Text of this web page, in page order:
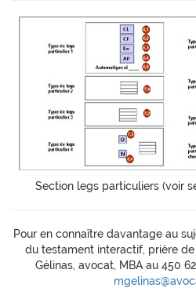
Section legs particuliers (voir
Pour en connaître davantage au
du testament interactif, prière
Gélinas, avocat, MBA au 450